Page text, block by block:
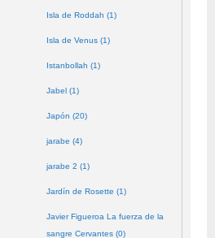
Isla de Roddah (1)
Isla de Venus (1)
Istanbollah (1)
Jabel (1)
Japón (20)
jarabe (4)
jarabe 2 (1)
Jardín de Rosette (1)
Javier Figueroa La fuerza de la
sangre Cervantes (0)